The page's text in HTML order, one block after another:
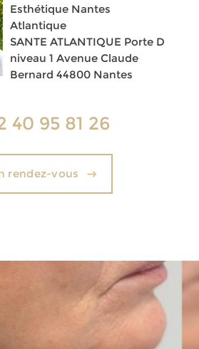
Esthétique Nantes
Atlantique
SANTE ATLANTIQUE Porte D
niveau 1 Avenue Claude
Bernard 44800 Nantes
40 95 81 26
rendez-vous